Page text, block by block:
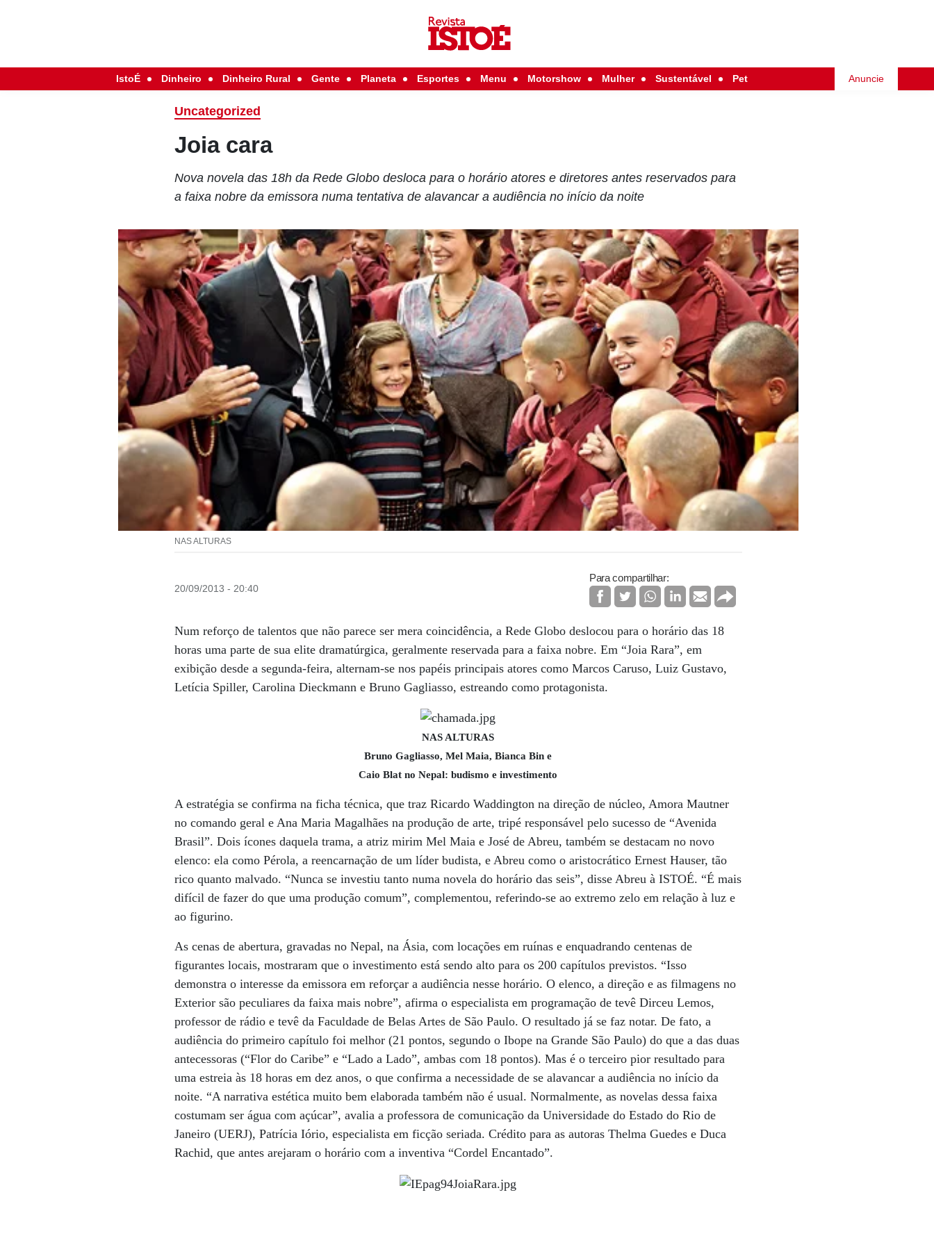
IstoÉ Dinheiro Dinheiro Rural Gente Planeta Esportes Menu Motorshow Mulher Sustentável Pet Anuncie
Uncategorized
Joia cara
Nova novela das 18h da Rede Globo desloca para o horário atores e diretores antes reservados para
a faixa nobre da emissora numa tentativa de alavancar a audiência no início da noite
NAS ALTURAS
20/09/2013 - 20:40
Para compartilhar:
Num reforço de talentos que não parece ser mera coincidência, a Rede Globo deslocou para o horário das 18
horas uma parte de sua elite dramatúrgica, geralmente reservada para a faixa nobre. Em “Joia Rara”, em
exibição desde a segunda-feira, alternam-se nos papéis principais atores como Marcos Caruso, Luiz Gustavo,
Letícia Spiller, Carolina Dieckmann e Bruno Gagliasso, estreando como protagonista.
NAS ALTURAS
Bruno Gagliasso, Mel Maia, Bianca Bin e
Caio Blat no Nepal: budismo e investimento
A estratégia se confirma na ficha técnica, que traz Ricardo Waddington na direção de núcleo, Amora Mautner
no comando geral e Ana Maria Magalhães na produção de arte, tripé responsável pelo sucesso de “Avenida
Brasil”. Dois ícones daquela trama, a atriz mirim Mel Maia e José de Abreu, também se destacam no novo
elenco: ela como Pérola, a reencarnação de um líder budista, e Abreu como o aristocrático Ernest Hauser, tão
rico quanto malvado. “Nunca se investiu tanto numa novela do horário das seis”, disse Abreu à ISTOÉ. “É mais
difícil de fazer do que uma produção comum”, complementou, referindo-se ao extremo zelo em relação à luz e
ao figurino.
As cenas de abertura, gravadas no Nepal, na Ásia, com locações em ruínas e enquadrando centenas de
figurantes locais, mostraram que o investimento está sendo alto para os 200 capítulos previstos. “Isso
demonstra o interesse da emissora em reforçar a audiência nesse horário. O elenco, a direção e as filmagens no
Exterior são peculiares da faixa mais nobre”, afirma o especialista em programação de tevê Dirceu Lemos,
professor de rádio e tevê da Faculdade de Belas Artes de São Paulo. O resultado já se faz notar. De fato, a
audiência do primeiro capítulo foi melhor (21 pontos, segundo o Ibope na Grande São Paulo) do que a das duas
antecessoras (“Flor do Caribe” e “Lado a Lado”, ambas com 18 pontos). Mas é o terceiro pior resultado para
uma estreia às 18 horas em dez anos, o que confirma a necessidade de se alavancar a audiência no início da
noite. “A narrativa estética muito bem elaborada também não é usual. Normalmente, as novelas dessa faixa
costumam ser água com açúcar”, avalia a professora de comunicação da Universidade do Estado do Rio de
Janeiro (UERJ), Patrícia Iório, especialista em ficção seriada. Crédito para as autoras Thelma Guedes e Duca
Rachid, que antes arejaram o horário com a inventiva “Cordel Encantado”.